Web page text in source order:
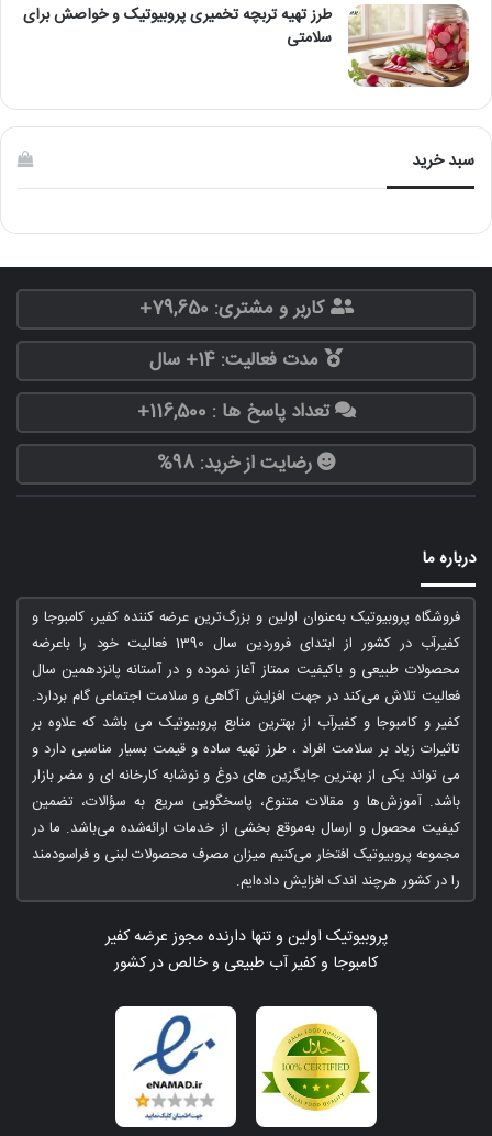
طرز تهیه تربچه تخمیری پروبیوتیک و خواصش برای
سلامتی
سبد خرید
کاربر و مشتری: 79,650+
مدت فعالیت: 14+ سال
تعداد پاسخ ها : 116,500+
رضایت از خرید: 98%
درباره ما
فروشگاه پروبیوتیک به‌عنوان اولین و بزرگ‌ترین عرضه کننده کفیر، کامبوجا و
کفیرآب در کشور از ابتدای فروردین سال 1390 فعالیت خود را باعرضه
محصولات طبیعی و باکیفیت ممتاز آغاز نموده و در آستانه پانزدهمین سال
فعالیت تلاش می‌کند در جهت افزایش آگاهی و سلامت اجتماعی گام بردارد.
کفیر و کامبوجا و کفیرآب از بهترین منابع پروبیوتیک می باشد که علاوه بر
تاثیرات زیاد بر سلامت افراد ، طرز تهیه ساده و قیمت بسیار مناسبی دارد و
می تواند یکی از بهترین جایگزین های دوغ و نوشابه کارخانه ای و مضر بازار
باشد. آموزش‌ها و مقالات متنوع، پاسخگویی سریع به سؤالات، تضمین
کیفیت محصول و ارسال به‌موقع بخشی از خدمات ارائه‌شده می‌باشد. ما در
مجموعه پروبیوتیک افتخار می‌کنیم میزان مصرف محصولات لبنی و فراسودمند
را در کشور هرچند اندک افزایش داده‌ایم.
پروبیوتیک اولین و تنها دارنده مجوز عرضه کفیر
کامبوجا و کفیر آب طبیعی و خالص در کشور